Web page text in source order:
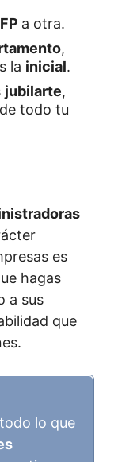
a otra.
,
la inicial.
jubilarte,
de todo tu
es
hagas
a sus
que
todo lo que